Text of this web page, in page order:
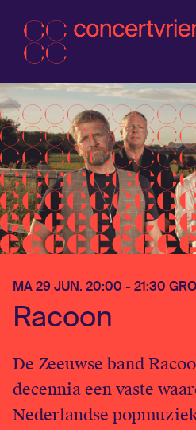
Agenda
Activiteiten
Ontdek
Word Vriend
Contact
English
Login
MA 29 JUN. 20:00 - 21:30
Racoon
De Zeeuwse band
decennia een vaste
Nederlandse